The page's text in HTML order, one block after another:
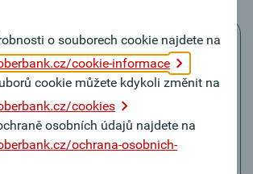
Komunikace / Oblíbené
„komunikace“ naleznete všechny
které jsou v App zřízeny. Pod
být definovány zrychlené přístupy.
o souborech cookie najdete na
cookie-informace
cookie můžete kdykoli změnit na
cookies
osobních údajů najdete na
ochrana-osobnich-